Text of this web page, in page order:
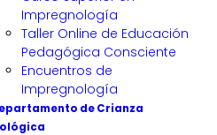
Impregnología
Taller Online de Educación
Pedagógica Consciente
Encuentros de
Impregnología
de Crianza